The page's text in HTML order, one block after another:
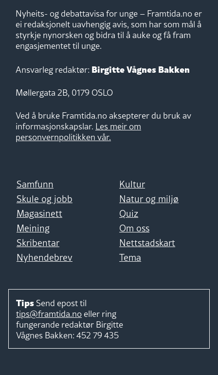
Nyheits- og debattavisa for unge – Framtida.no er
ei redaksjonelt uavhengig avis, som har som mål å
styrkje nynorsken og bidra til å auke og få fram
engasjementet til unge.
Ansvarleg redaktør: Birgitte Vågnes Bakken
Møllergata 2B, 0179 OSLO
Ved å bruke Framtida.no aksepterer du bruk av
informasjonskapslar. Les meir om
personvernpolitikken vår.
Samfunn
Kultur
Skule og jobb
Natur og miljø
Magasinett
Quiz
Meining
Om oss
Skribentar
Nettstadskart
Nyhendebrev
Tema
Tips Send epost til
tips@framtida.no eller ring
fungerande redaktør Birgitte
Vågnes Bakken: 452 79 435